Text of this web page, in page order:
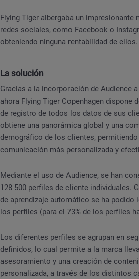
Flying Tiger albergaba un impresionante
redes sociales, como Facebook o
obteniendo ninguna rentabilidad de ellos.
La solución
Gracias a la incorporación de Audience
ahora Flying Tiger Copenhagen dispone
de registro de todos los datos de sus
obtiene una panorámica global y una
demográfico de los clientes,
comunicación más personalizada y
Mediante el uso de Audience, se han
128 500 perfiles de cliente individuales.
de aprendizaje automático se ha podido
los perfiles (para el 73% de los perfiles
Los diferentes perfiles se agrupan en
definidos, lo cual permite a la marca
asesoramiento y una creación de
personalizada, a través de los distintos